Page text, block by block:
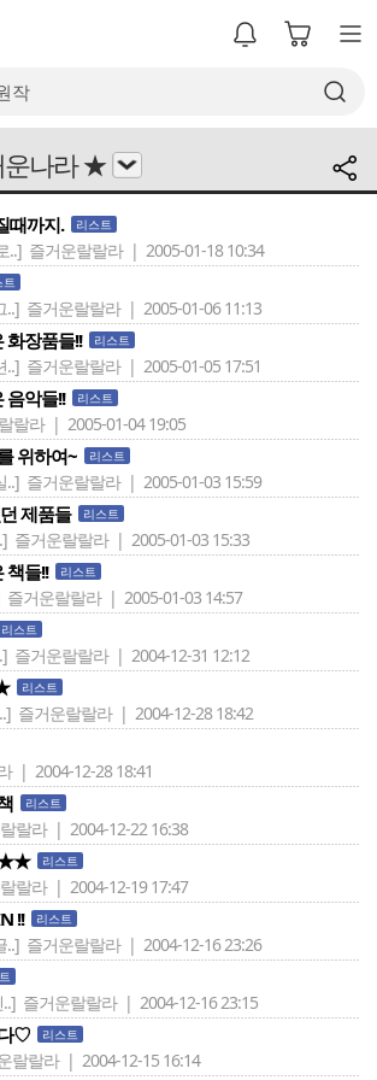
운나라 ★
때까지. 리스트
..] 즐거운랄랄라 | 2005-01-18 10:34
트
..] 즐거운랄랄라 | 2005-01-06 11:13
화장품들!! 리스트
..] 즐거운랄랄라 | 2005-01-05 17:51
음악들!! 리스트
랄라 | 2005-01-04 19:05
위하여~ 리스트
..] 즐거운랄랄라 | 2005-01-03 15:59
제품들 리스트
즐거운랄랄라 | 2005-01-03 15:33
책들!! 리스트
즐거운랄랄라 | 2005-01-03 14:57
리스트
즐거운랄랄라 | 2004-12-31 12:12
리스트
즐거운랄랄라 | 2004-12-28 18:42
| 2004-12-28 18:41
리스트
랄라 | 2004-12-22 16:38
★★ 리스트
랄라 | 2004-12-19 17:47
!! 리스트
..] 즐거운랄랄라 | 2004-12-16 23:26
즐거운랄랄라 | 2004-12-16 23:15
♡ 리스트
랄랄라 | 2004-12-15 16:14